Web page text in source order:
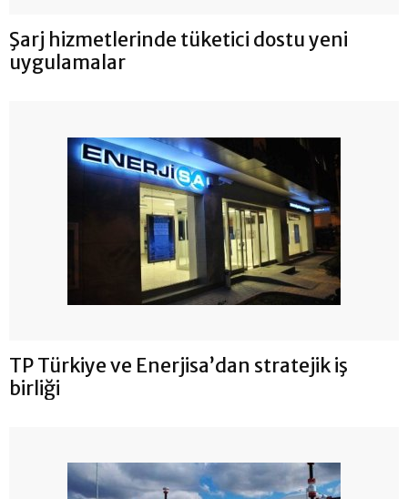
Şarj hizmetlerinde tüketici dostu yeni
uygulamalar
TP Türkiye ve Enerjisa’dan stratejik iş
birliği